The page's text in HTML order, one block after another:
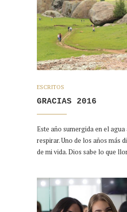
ESCRITOS
GRACIAS 2016
Este año sumergida en el
respirar. Uno de los años más
de mi vida. Dios sabe lo que